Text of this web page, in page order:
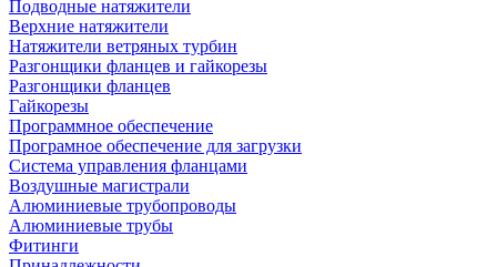
Подводные натяжители
Верхние натяжители
Натяжители ветряных турбин
Разгонщики фланцев и гайкорезы
Разгонщики фланцев
Гайкорезы
Программное обеспечение
Програмное обеспечение для загрузки
Система управления фланцами
Воздушные магистрали
Алюминиевые трубопроводы
Алюминиевые трубы
Фитинги